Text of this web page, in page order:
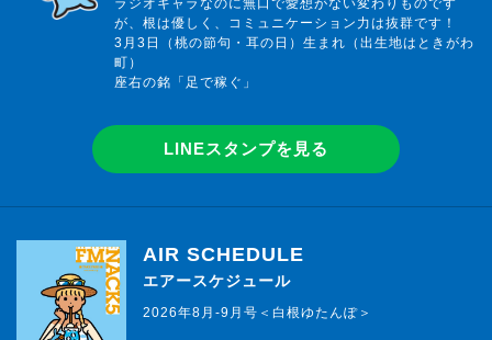
ラジオキャラなのに無口で愛想がない変わりものです
が、根は優しく、コミュニケーション力は抜群です！
3月3日（桃の節句・耳の日）生まれ（出生地はときがわ
町）
座右の銘「足で稼ぐ」
LINEスタンプを見る
AIR SCHEDULE
エアースケジュール
2026年8月-9月号＜白根ゆたんぽ＞